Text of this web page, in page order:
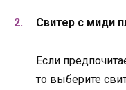
Свитер с миди
Если
то выберите